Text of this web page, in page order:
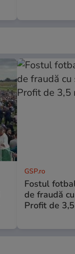
GSP.ro
Fostul
de fraudă
Profit de